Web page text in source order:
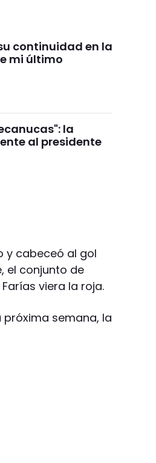
continuidad en la
mi último
la
al presidente
y cabeceó al gol
el conjunto de
viera la roja.
próxima semana, la